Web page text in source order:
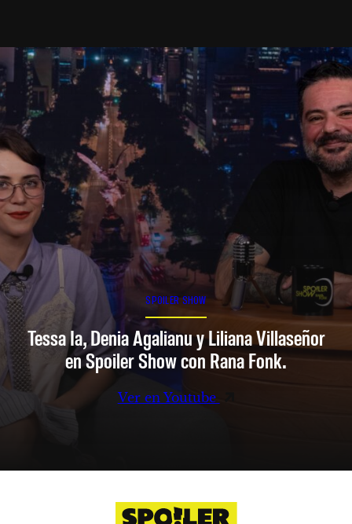
SPOILER SHOW
Tessa Ia, Denia Agalianu y Liliana Villaseñor
en Spoiler Show con Rana Fonk.
Ver en Youtube